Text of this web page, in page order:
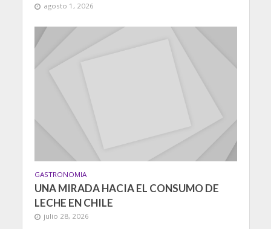
agosto 1, 2026
GASTRONOMIA
UNA MIRADA HACIA EL CONSUMO DE
LECHE EN CHILE
julio 28, 2026